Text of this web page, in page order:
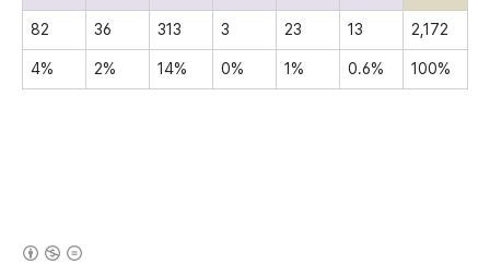
82 36 313 3 23 13 2,172
4% 2% 14% 0% 1% 0.6% 100%